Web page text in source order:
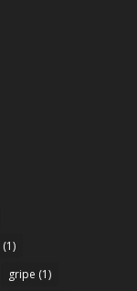
(1)
gripe (1)